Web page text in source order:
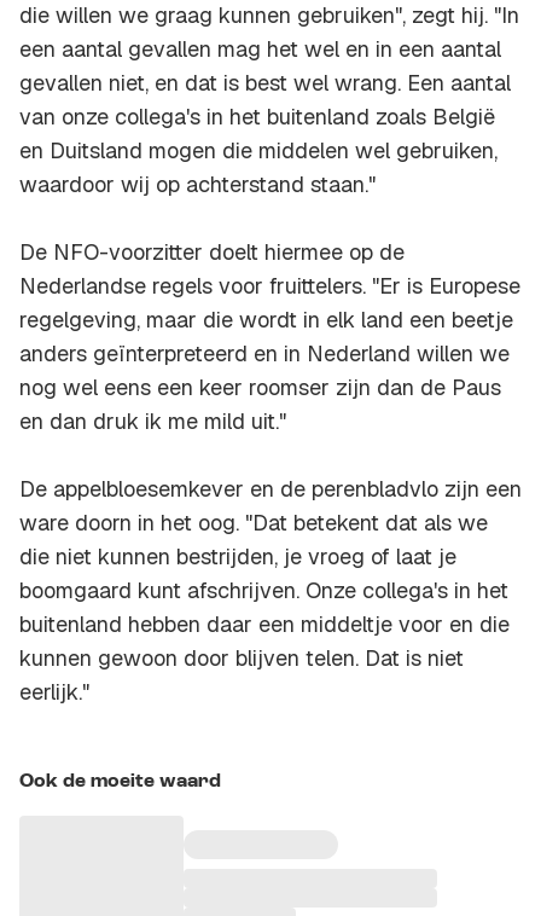
die willen we graag kunnen gebruiken", zegt hij. "In
een aantal gevallen mag het wel en in een aantal
gevallen niet, en dat is best wel wrang. Een aantal
van onze collega's in het buitenland zoals België
en Duitsland mogen die middelen wel gebruiken,
waardoor wij op achterstand staan."
De NFO-voorzitter doelt hiermee op de
Nederlandse regels voor fruittelers. "Er is Europese
regelgeving, maar die wordt in elk land een beetje
anders geïnterpreteerd en in Nederland willen we
nog wel eens een keer roomser zijn dan de Paus
en dan druk ik me mild uit."
De appelbloesemkever en de perenbladvlo zijn een
ware doorn in het oog. "Dat betekent dat als we
die niet kunnen bestrijden, je vroeg of laat je
boomgaard kunt afschrijven. Onze collega's in het
buitenland hebben daar een middeltje voor en die
kunnen gewoon door blijven telen. Dat is niet
eerlijk."
Ook de moeite waard